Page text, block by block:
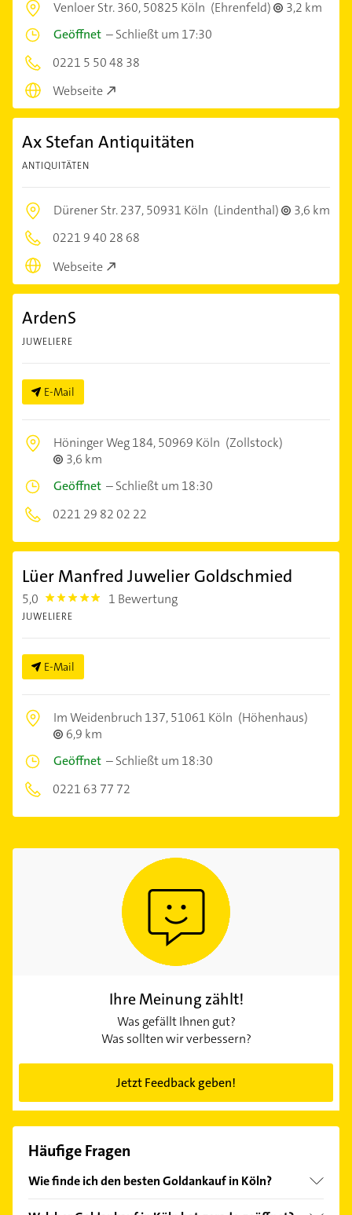
Venloer Str. 360,50825 Köln (Ehrenfeld)
3,2 km
Geöffnet –Schließt um 17:30
0221 5 50 48 38
Webseite
Ax Stefan Antiquitäten
ANTIQUITÄTEN
Dürener Str. 237,50931 Köln (Lindenthal)
3,6 km
0221 9 40 28 68
Webseite
ArdenS
JUWELIERE
E-Mail
Höninger Weg 184,50969 Köln (Zollstock)
3,6 km
Geöffnet –Schließt um 18:30
0221 29 82 02 22
Lüer Manfred Juwelier Goldschmied
5,0 5.0 1 Bewertung
JUWELIERE
E-Mail
Im Weidenbruch 137,51061 Köln (Höhenhaus)
6,9 km
Geöffnet –Schließt um 18:30
0221 63 77 72
Ihre Meinung zählt!
Was gefällt Ihnen gut?
Was sollten wir verbessern?
Jetzt Feedback geben!
Häufige Fragen
Wie finde ich den besten Goldankauf in Köln?